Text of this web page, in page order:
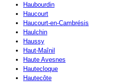
Haubourdin
Haucourt
Haucourt-en-Cambrésis
Haulchin
Haussy
Haut-Maînil
Haute Avesnes
Hautecloque
Hautecôte